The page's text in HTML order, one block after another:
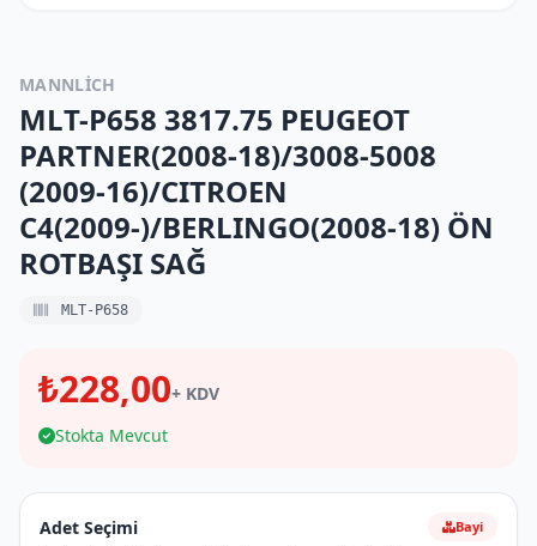
MANNLICH
MLT-P658 3817.75 PEUGEOT
PARTNER(2008-18)/3008-5008
(2009-16)/CITROEN
C4(2009-)/BERLINGO(2008-18) ÖN
ROTBAŞI SAĞ
MLT-P658
₺228,00+ KDV
Stokta Mevcut
Adet Seçimi Bayi